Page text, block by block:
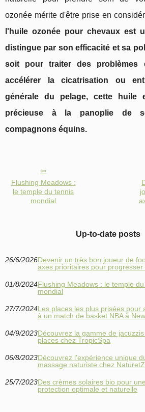
ozonée mérite d'être prise en
l'huile ozonée pour chevaux est
distingue par son efficacité et sa
soit pour traiter des problèmes
accélérer la cicatrisation ou
générale du pelage, cette huile
précieuse à la panoplie de
compagnons équins.
Flushing Meadows :
le temple du tennis
mondial
Up-to-date posts
26/6/2026Devenir un très bon joueur de
axes prioritaires pour progresser
01/8/2024Flushing Meadows : le temple
mondial
27/7/2024Les places les plus prisées pour
à un match de basket NBA à
04/9/2023Découvrez la gamme de
places chez TropicSpa
06/8/2023Découvrez l'expérience unique
massage naturiste chez
25/7/2023Des crèmes solaires bio pour une
protection optimale et naturelle